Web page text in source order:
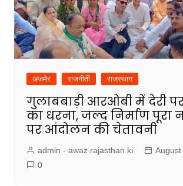
अजमेर राजनीती राजस्थान
गुलाबबाड़ी आरओबी में देरी
का धरना, जल्द निर्माण पूरा
पर आंदोलन की चेतावनी
admin - awaz rajasthan ki
0